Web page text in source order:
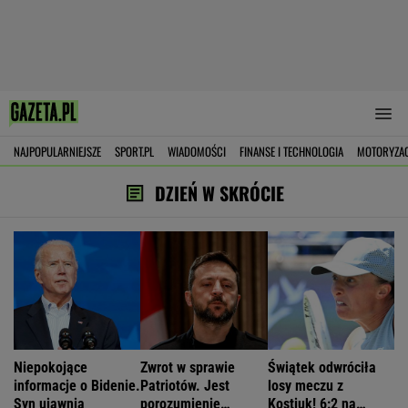
NAJPOPULARNIEJSZE SPORT.PL WIADOMOŚCI FINANSE I TECHNOLOGIA
DZIEŃ W SKRÓCIE
Niepokojące
informacje o Bidenie.
Syn ujawnia
Zwrot w sprawie
Patriotów. Jest
porozumienie
Świątek odwróciła
losy meczu z
Kostiuk! 6:2 na